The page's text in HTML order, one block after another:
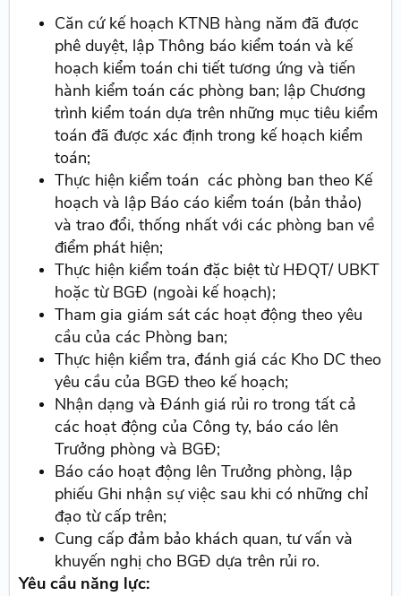
Căn cứ kế hoạch KTNB hàng năm đã được
phê duyệt, lập Thông báo kiểm toán và kế
hoạch kiểm toán chi tiết tương ứng và tiến
hành kiểm toán các phòng ban; lập Chương
trình kiểm toán dựa trên những mục tiêu kiểm
toán đã được xác định trong kế hoạch kiểm
toán;
Thực hiện kiểm toán các phòng ban theo Kế
hoạch và lập Báo cáo kiểm toán (bản thảo)
và trao đổi, thống nhất với các phòng ban về
điểm phát hiện;
Thực hiện kiểm toán đặc biệt từ HĐQT/ UBKT
hoặc từ BGĐ (ngoài kế hoạch);
Tham gia giám sát các hoạt động theo yêu
cầu của các Phòng ban;
Thực hiện kiểm tra, đánh giá các Kho DC theo
yêu cầu của BGĐ theo kế hoạch;
Nhận dạng và Đánh giá rủi ro trong tất cả
các hoạt động của Công ty, báo cáo lên
Trưởng phòng và BGĐ;
Báo cáo hoạt động lên Trưởng phòng, lập
phiếu Ghi nhận sự việc sau khi có những chỉ
đạo từ cấp trên;
Cung cấp đảm bảo khách quan, tư vấn và
khuyến nghị cho BGĐ dựa trên rủi ro.
Yêu cầu năng lực: